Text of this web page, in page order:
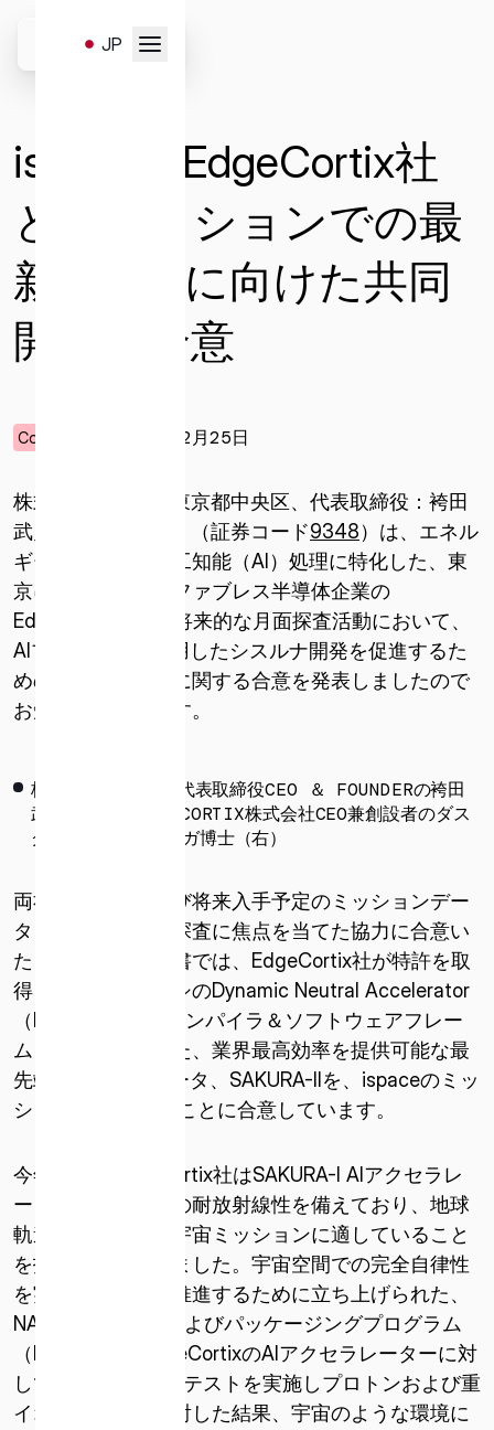
以下のお問い合わせ項目よ
り、必要事項を選択・入力
の上、送信ください。
このサイトは reCAPTCHA によって保護されています。
reCAPTCHA に関連する Google プライバシー ポリシーと利
用規約が適用されます。
content
JP
ispace、EdgeCortix社
と月ミッションでの最
新AI活用に向けた共同
開発に合意
Corporate 2025年02月25日
株式会社ispace（東京都中央区、代表取締役：袴田
武史、以下ispace）（証券コード9348）は、エネル
ギー効率の高い人工知能（AI）処理に特化した、東
京に本社を構えるファブレス半導体企業の
EdgeCortix社と、将来的な月面探査活動において、
AIプロセッサを使用したシスルナ開発を促進するた
めの戦略的な協力に関する合意を発表しましたので
お知らせいたします。
株式会社ISPACE 代表取締役CEO ＆ FOUNDERの袴田
武史（左）とEDGECORTIX株式会社CEO兼創設者のダス
グプタ サキャシンガ博士（右）
両社は、既存および将来入手予定のミッションデー
タを用いた、月面探査に焦点を当てた協力に合意い
たしました。本覚書では、EdgeCortix社が特許を取
得した低レイテンシのDynamic Neutral Accelerator
（DNA）とMERAコンパイラ＆ソフトウェアフレー
ムワークを搭載した、業界最高効率を提供可能な最
先端AIアクセラレータ、SAKURA-IIを、ispaceのミッ
ションに 活用することに合意しています。
今年１月、EdgeCortix社はSAKURA-I AIアクセラレ
ーターが高レベルの耐放射線性を備えており、地球
軌道や月面を含む宇宙ミッションに適していること
を技術的に証明しました。宇宙空間での完全自律性
を実現する目標を推進するために立ち上げられた、
NASAの電子部品およびパッケージングプログラム
（NEPP）は、EdgeCortixのAIアクセラレーターに対
して2段階にわたるテストを実施しプロトンおよび重
イオン放射線に照射した結果、宇宙のような環境に